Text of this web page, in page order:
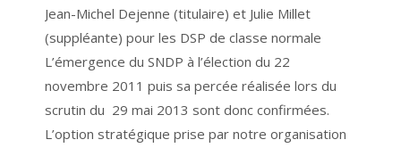
Jean-Michel Dejenne (titulaire) et Julie Millet
(suppléante) pour les DSP de classe normale
L’émergence du SNDP à l’élection du 22
novembre 2011 puis sa percée réalisée lors du
scrutin du 29 mai 2013 sont donc confirmées.
L’option stratégique prise par notre organisation